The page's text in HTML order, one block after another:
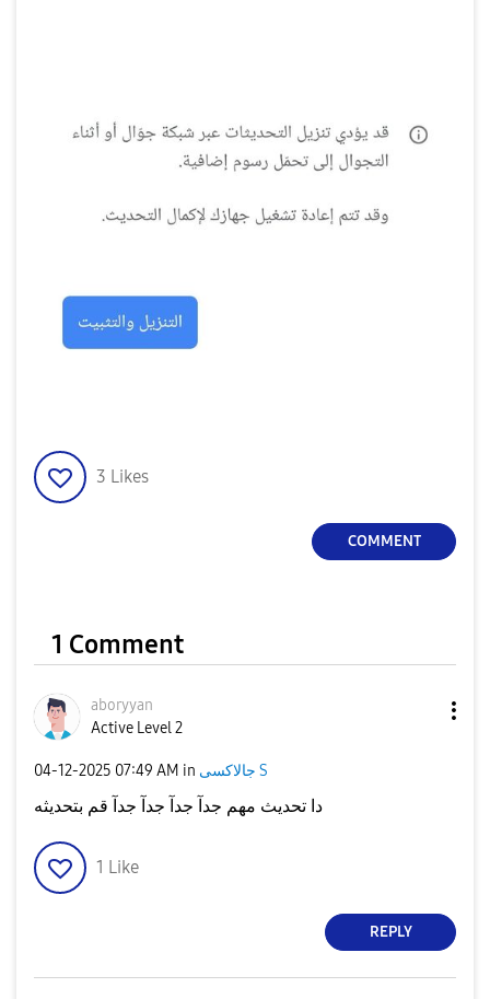
3 Likes
COMMENT
1 Comment
aboryyan
Active Level 2
‎04-12-2025 07:49 AM in جالاكسى S
دا تحديث مهم جدآ جدآ جدآ جدآ قم بتحديثه
1 Like
REPLY